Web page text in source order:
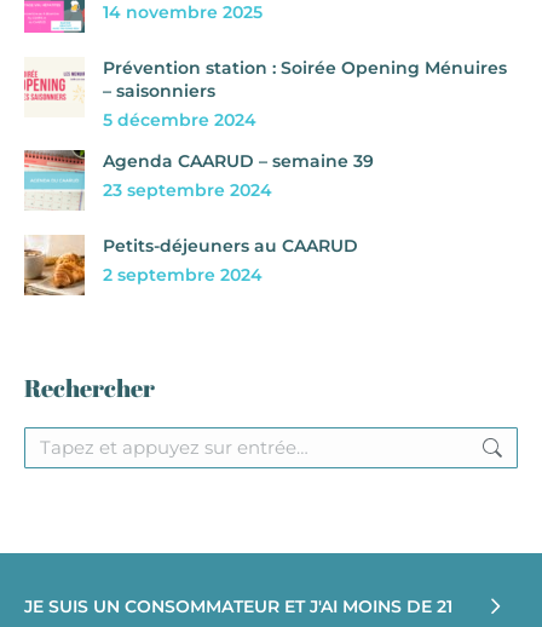
14 novembre 2025
Prévention station : Soirée Opening Ménuires
– saisonniers
5 décembre 2024
Agenda CAARUD – semaine 39
23 septembre 2024
Petits-déjeuners au CAARUD
2 septembre 2024
Rechercher
Recherche
JE SUIS UN CONSOMMATEUR ET J'AI MOINS DE 21